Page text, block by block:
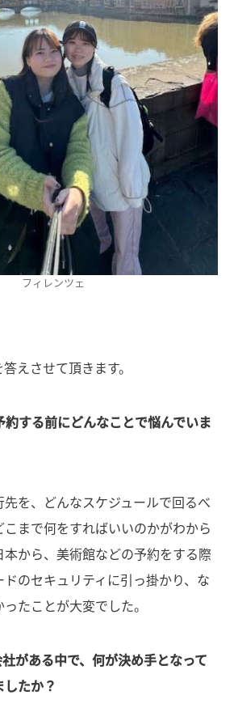
フィレンツェ
えさせて頂きます。
約する前にどんなことで悩んでいま
を、どんなスケジュールで回るべ
まで何をすればいいのかがわから
から、美術館などの予約をする際
のセキュリティに引っ掛かり、な
たことが大変でした。
がある中で、何が決め手となって
たか？